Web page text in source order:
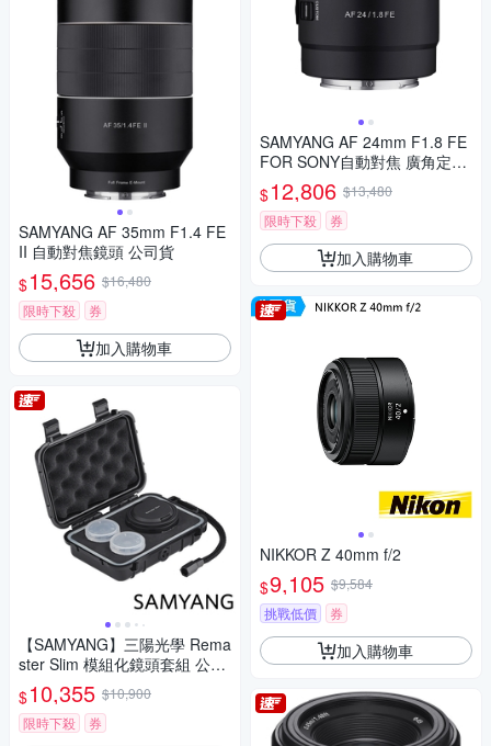
SAMYANG AF 35mm F1.4 FE
II 自動對焦鏡頭 公司貨
$15,656 $16,480
限時下殺
券
加入購物車
【SAMYANG】三陽光學 Rema
ster Slim 模組化鏡頭套組 公司
貨
$10,355 $10,900
限時下殺
券
SAMYANG AF 24mm F1.8 FE
FOR SONY自動對焦 廣角定焦
鏡頭 (公司貨)
$12,806 $13,480
限時下殺
券
加入購物車
NIKKOR Z 40mm f/2
$9,105 $9,584
挑戰低價
券
加入購物車